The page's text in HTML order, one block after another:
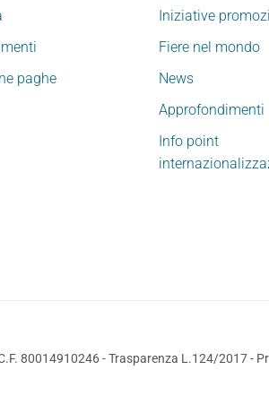
paghe
Iniziative
Fiere nel mondo
News
Approfondimenti
Info point
80014910246 -Trasparenza L.124/2017-